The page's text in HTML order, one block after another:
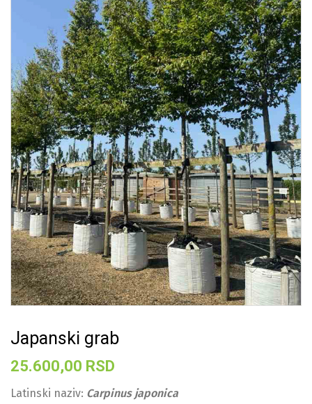
Japanski grab
25.600,00 RSD
Latinski naziv: Carpinus japonica